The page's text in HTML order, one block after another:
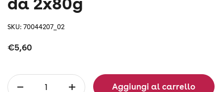
SKU: 70044207_02
Prezzo:
€5,60
Quantità
Aggiungi al carrello